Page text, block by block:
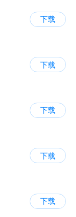
下载
下载
下载
下载
下载